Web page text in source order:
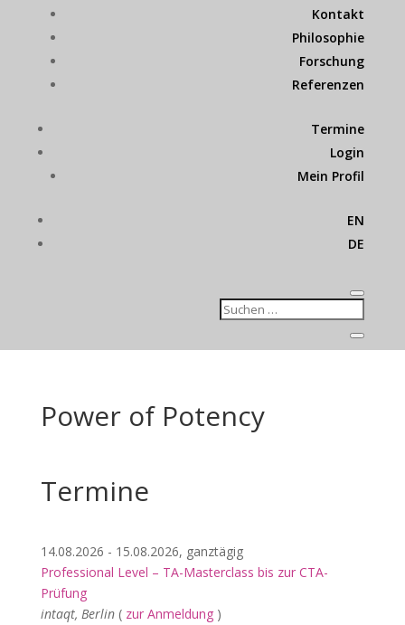
Kontakt
Philosophie
Forschung
Referenzen
Termine
Login
Mein Profil
EN
DE
Power of Potency
Termine
14.08.2026 - 15.08.2026, ganztägig
Professional Level – TA-Masterclass bis zur CTA-
Prüfung
intaqt, Berlin ( zur Anmeldung)